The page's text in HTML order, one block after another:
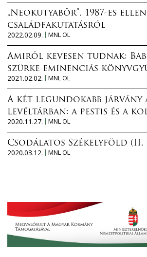
„Neokutyabőr”. 1987-es
családfakutatásról
2022.02.09.
MNL OL
Amiről kevesen tudnak:
szürke eminenciás
2021.02.02.
MNL OL
A két legundokabb járvány
levéltárban: a pestis és a
2020.11.27.
MNL OL
Csodálatos Székelyföld (II.
2020.03.12.
MNL OL